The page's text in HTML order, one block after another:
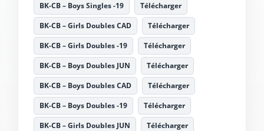
BK-CB – Boys Singles -19
Télécharger
BK-CB – Girls Doubles CAD
Télécharger
BK-CB – Girls Doubles -19
Télécharger
BK-CB – Boys Doubles JUN
Télécharger
BK-CB – Boys Doubles CAD
Télécharger
BK-CB – Boys Doubles -19
Télécharger
BK-CB – Girls Doubles JUN
Télécharger